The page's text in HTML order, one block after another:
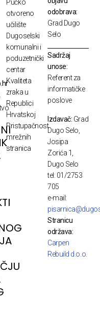
Pučko
otvoreno
učilište
Dugoselski
komunalni i
poduzetnički
centar
Kvaliteta
zraka u
Republici
Hrvatskoj
Pristupačnost
mrežnih
stranica
odobrava:
Grad Dugo
Selo
Sadržaj
unose:
Referent za
informatičke
poslove
Izdavač: Grad
Dugo Selo,
Josipa
Zorića 1,
Dugo Selo
tel: 01/2753
705
e-mail:
Stranicu
održava:
Carpen
Rebuild d.o.o.